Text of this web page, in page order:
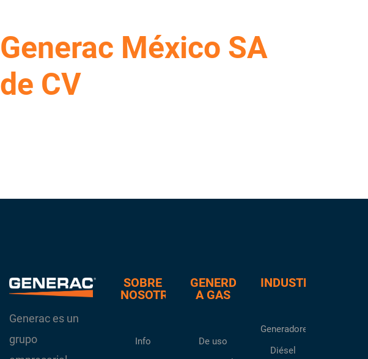
Generac México SA
de CV
Generac es un
grupo
SOBRE
NOSOTROS
Info
GENERDORES
A GAS
De uso
INDUSTRIAL
Generadores
Diésel